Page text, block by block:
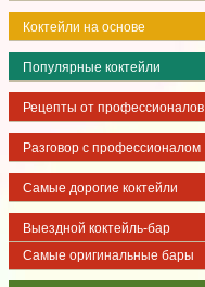
Коктейли на основе
Популярные коктейли
Рецепты от профессионалов
Разговор с профессионалом
Самые дорогие коктейли
Выездной коктейль-бар
Самые оригинальные бары